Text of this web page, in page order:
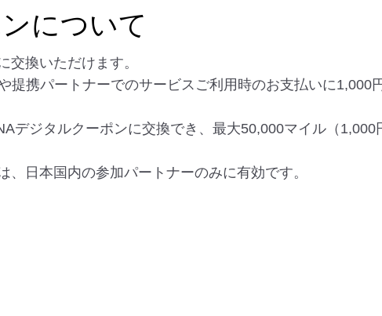
について
交換いただけます。
提携パートナーでのサービスご利用時のお支払いに1,000
デジタルクーポンに交換でき、最大50,000マイル（
日本国内の参加パートナーのみに有効です。